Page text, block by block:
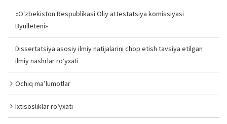
«O‘zbekiston Respublikasi Oliy attestatsiya komissiyasi
Byulleteni»
Dissertatsiya asosiy ilmiy natijalarini chop etish tavsiya etilgan
ilmiy nashrlar ro‘yxati
Ochiq ma’lumotlar
Ixtisosliklar ro‘yxati